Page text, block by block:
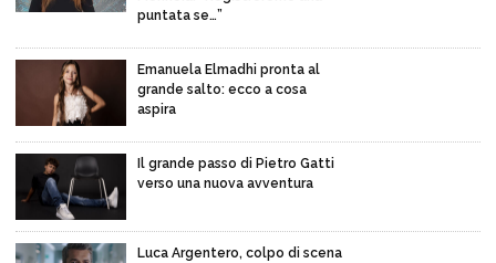
puntata se…”
Emanuela Elmadhi pronta al
grande salto: ecco a cosa
aspira
Il grande passo di Pietro Gatti
verso una nuova avventura
Luca Argentero, colpo di scena